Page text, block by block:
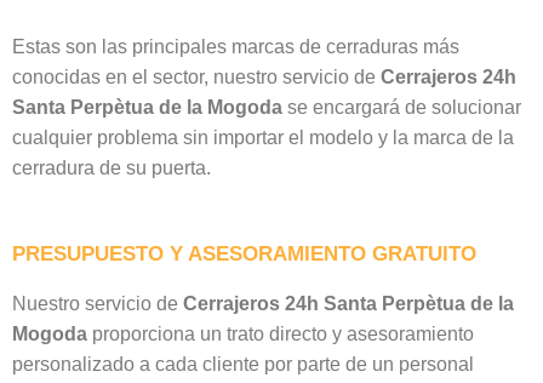
Estas son las principales marcas de cerraduras más
conocidas en el sector, nuestro servicio de Cerrajeros 24h
Santa Perpètua de la Mogoda se encargará de solucionar
cualquier problema sin importar el modelo y la marca de la
cerradura de su puerta.
PRESUPUESTO Y ASESORAMIENTO GRATUITO
Nuestro servicio de Cerrajeros 24h Santa Perpètua de la
Mogoda proporciona un trato directo y asesoramiento
personalizado a cada cliente por parte de un personal